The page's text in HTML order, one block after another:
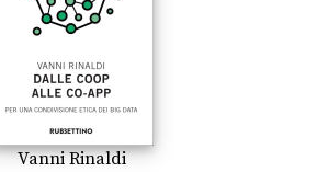
Vanni Rinaldi